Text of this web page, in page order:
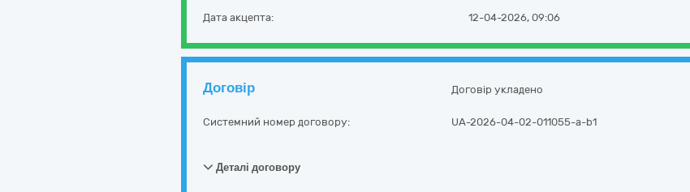
Дата акцепта: 12-04-2026, 09:06
Договір Договір укладено
Системний номер договору: UA-2026-04-02-011055-a-b1
Деталі договору